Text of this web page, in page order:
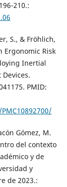
210.:
S., & Fröhlich,
Ergonomic Risk
Inertial
PMID:
Gómez, M.
del contexto
y de
y
de 2023.: